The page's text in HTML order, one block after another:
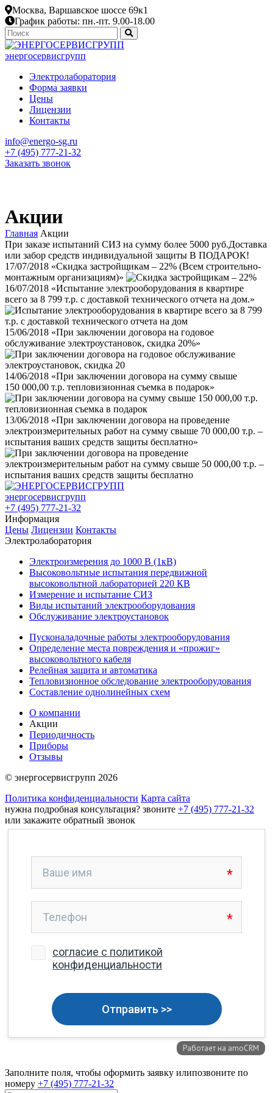
Москва, Варшавское шоссе 69к1
График работы: пн.-пт. 9.00-18.00
энергосервисгрупп
Электролаборатория
Форма заявки
Цены
Лицензии
Контакты
info@energo-sg.ru
+7 (495) 777-21-32
Заказать звонок
Акции
Главная Акции
При заказе испытаний СИЗ на сумму более 5000 руб.Доставка
или забор средств индивидуальной защиты В ПОДАРОК!
17/07/2018 «Скидка застройщикам – 22% (Всем строительно-
монтажным организациям)»
16/07/2018 «Испытание электрооборудования в квартире
всего за 8 799 т.р. с доставкой технического отчета на дом.»
15/06/2018 «При заключении договора на годовое
обслуживание электроустановок, скидка 20%»
14/06/2018 «При заключении договора на сумму свыше
150 000,00 т.р. тепловизионная съемка в подарок»
13/06/2018 «При заключении договора на проведение
электроизмерительных работ на сумму свыше 70 000,00 т.р. –
испытания ваших средств защиты бесплатно»
энергосервисгрупп
+7 (495) 777-21-32
Информация
Цены Лицензии Контакты
Электролаборатория
Электроизмерения до 1000 В (1кВ)
Высоковольтные испытания передвижной
высоковольтной лабораторией 220 КВ
Измерение и испытание СИЗ
Виды испытаний электрооборудования
Обслуживание электроустановок
Пусконаладочные работы электрооборудования
Определение места повреждения и «прожиг»
высоковольтного кабеля
Релейная защита и автоматика
Тепловизионное обследование электрооборудования
Составление однолинейных схем
О компании
Акции
Периодичность
Приборы
Отзывы
© энергосервисгрупп 2026
Политика конфиденциальности Карта сайта
нужна подробная консультация? звоните +7 (495) 777-21-32
или закажите обратный звонок
Заполните поля, чтобы оформить заявку илипозвоните по
номеру +7 (495) 777-21-32